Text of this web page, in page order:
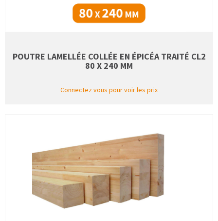
POUTRE LAMELLÉE COLLÉE EN ÉPICÉA TRAITÉ CL2
80 X 240 MM
Connectez vous pour voir les prix